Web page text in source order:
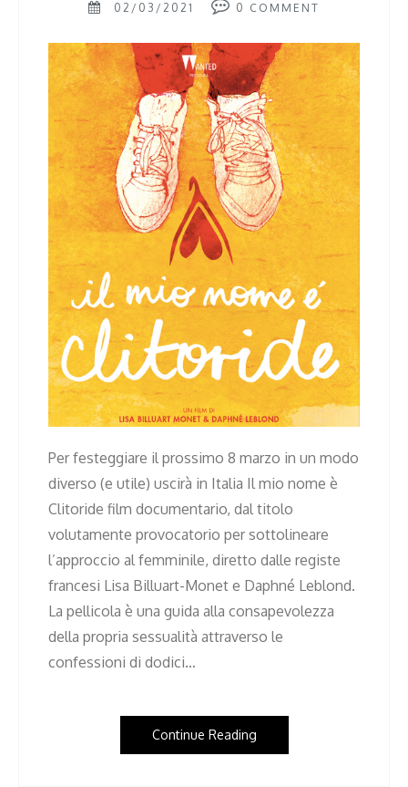
02/03/2021 0 COMMENT
Per festeggiare il prossimo 8 marzo in un modo
diverso (e utile) uscirà in Italia Il mio nome è
Clitoride film documentario, dal titolo
volutamente provocatorio per sottolineare
l’approccio al femminile, diretto dalle registe
francesi Lisa Billuart-Monet e Daphné Leblond.
La pellicola è una guida alla consapevolezza
della propria sessualità attraverso le
confessioni di dodici…
Continue Reading